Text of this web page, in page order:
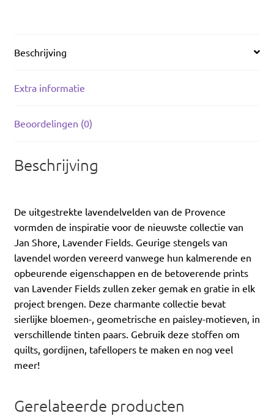
Beschrijving
Extra informatie
Beoordelingen (0)
Beschrijving
De uitgestrekte lavendelvelden van de Provence
vormden de inspiratie voor de nieuwste collectie van
Jan Shore, Lavender Fields. Geurige stengels van
lavendel worden vereerd vanwege hun kalmerende en
opbeurende eigenschappen en de betoverende prints
van Lavender Fields zullen zeker gemak en gratie in elk
project brengen. Deze charmante collectie bevat
sierlijke bloemen-, geometrische en paisley-motieven, in
verschillende tinten paars. Gebruik deze stoffen om
quilts, gordijnen, tafellopers te maken en nog veel
meer!
Gerelateerde producten